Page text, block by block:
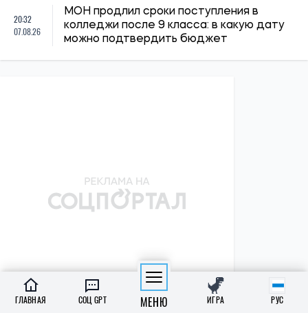
20:32
07.08.26
МОН продлил сроки поступления в
колледжи после 9 класса: в какую дату
можно подтвердить бюджет
ГЛАВНАЯ СОЦ GPT МЕНЮ ИГРА РУС